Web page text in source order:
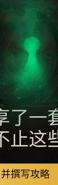
了一
止这
撰写攻略